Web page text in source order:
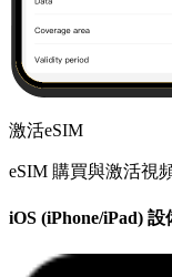
激活eSIM
eSIM 購買與激活視
iOS (iPhone/iPad)